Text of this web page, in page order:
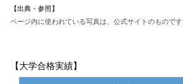
【出典・参照】
ページ内に使われている写真は、公式サイトのものです
【大学合格実績】